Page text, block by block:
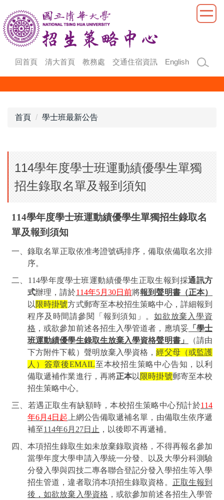
到
主
要
回首頁 清大首頁 教務處 交通住宿資訊 English
首頁 學士班最新公告
114學年度學士班運動績優學生單獨
招生錄取名單及報到須知
114學年度學士班運動績優學生單獨招生錄取名
單及報到須知
一、錄取名單正取依准考證號碼排序，備取依備取名次排
序。
二、 114學年度學士班運動績優學生正取生報到採通訊方
式辦理，請於114年5月 30日前將報到聲明書（正本）
以 限時掛號方式郵寄至本校招生策略中心，詳細報到
程序及時間請參閱「報到須知」。 如欲放棄入學資
格 ，或欲參加前述各招生入學管道者，應填妥「學士
班運動績優學生錄取生放棄入學資格聲明書」
（請由
下方附件下載）聲明放棄入學資格，經父母（或監護
人）簽章後EMAIL至本校招生策略中心告知，以利
備取遞補作業進行，再將正本以 限時掛號郵寄至本校
招生策略中心。
三、若遇正取生有缺額時，本校招生策略中心預計於114
年6月4日起 上網公告備取遞補名單，由備取生依序遞
補至114年6月 27日止 ，以後即不再遞補。
四、本項招生錄取生如未放棄錄取資格，不得再報名參加
當學年度大學申請入學統一分發、以及大學分科測驗
分發入學與四技二專各聯合登記分發入學招生等入學
招生管道，違者取消本項招生錄取資格。 正取生報到
後，如欲放棄入學資格 ，或欲參加前述各招生入學管